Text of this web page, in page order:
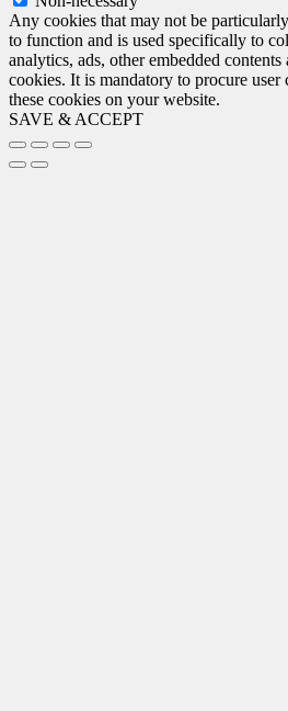
Any cookies that may not be
to function and is used specifically to
analytics, ads, other embedded contents
cookies. It is mandatory to procure
these cookies on your website.
SAVE & ACCEPT